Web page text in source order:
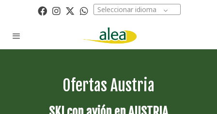
Seleccionar idioma
Ofertas Austria